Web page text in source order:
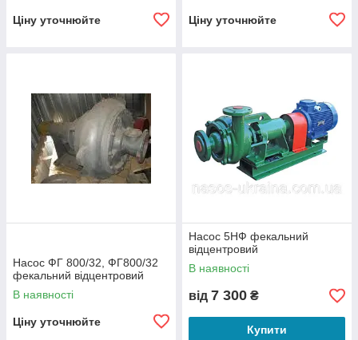
Ціну уточнюйте Ціну уточнюйте
Насос ФГ 800/32, ФГ800/32
фекальний відцентровий
В наявності
Ціну уточнюйте
Насос 5НФ фекальний
відцентровий
В наявності
від 7 300 ₴
Купити